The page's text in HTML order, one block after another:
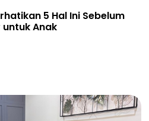
5 Hal Ini Sebelum
untuk Anak